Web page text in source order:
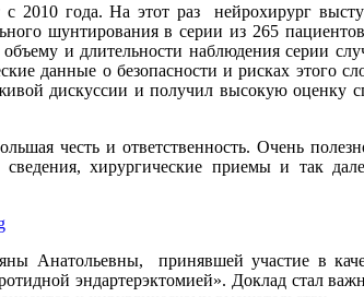
с 2010 года. На этот раз нейрохирург
шунтирования в серии из 265
и длительности наблюдения серии
данные о безопасности и рисках этого
дискуссии и получил высокую оценку
честь и ответственность. Очень
сведения, хирургические приемы и так
Анатольевны, принявшей участие в
эндартерэктомией». Доклад стал